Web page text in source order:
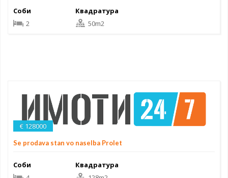
Соби
2
Квадратура
50m2
€ 128000
Se prodava stan vo naselba Prolet
Соби
Квадратура